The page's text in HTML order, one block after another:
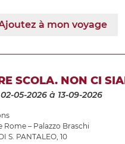
à mon voyage
SCOLA. NON CI
05-2026 à 13-09-2026
Rome – Palazzo Braschi
S. PANTALEO, 10